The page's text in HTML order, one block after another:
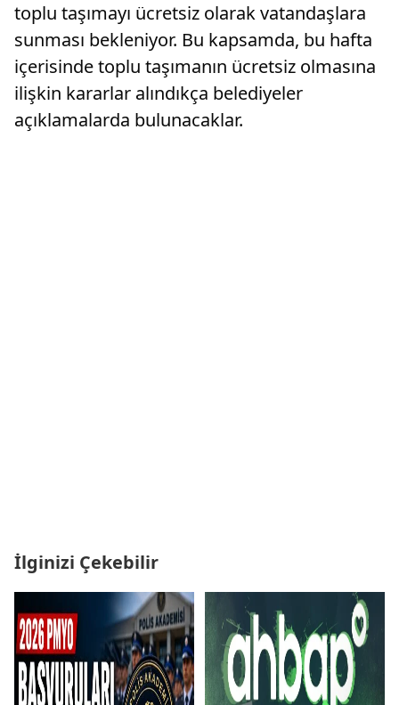
toplu taşımayı ücretsiz olarak vatandaşlara
sunması bekleniyor. Bu kapsamda, bu hafta
içerisinde toplu taşımanın ücretsiz olmasına
ilişkin kararlar alındıkça belediyeler
açıklamalarda bulunacaklar.
İlginizi Çekebilir